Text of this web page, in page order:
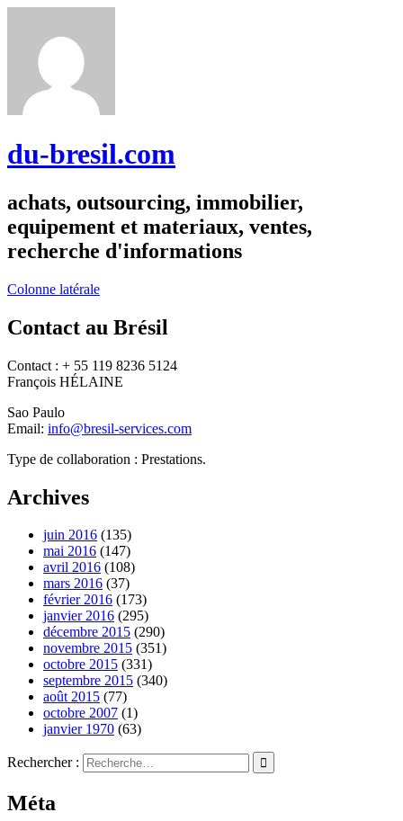
du-bresil.com
achats, outsourcing, immobilier,
equipement et materiaux, ventes,
recherche d'informations
Colonne latérale
Contact au Brésil
Contact : + 55 119 8236 5124
François HÉLAINE
Sao Paulo
Email: info@bresil-services.com
Type de collaboration : Prestations.
Archives
juin 2016 (135)
mai 2016 (147)
avril 2016 (108)
mars 2016 (37)
février 2016 (173)
janvier 2016 (295)
décembre 2015 (290)
novembre 2015 (351)
octobre 2015 (331)
septembre 2015 (340)
août 2015 (77)
octobre 2007 (1)
janvier 1970 (63)
Rechercher :
Méta